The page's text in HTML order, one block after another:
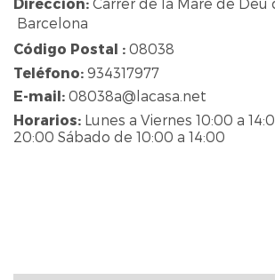
Barcelona
Código Postal : 08038
Teléfono: 934317977
E-mail: 08038a@lacasa.net
Horarios: Lunes a Viernes 10:00 a
20:00 Sábado de 10:00 a 14:00